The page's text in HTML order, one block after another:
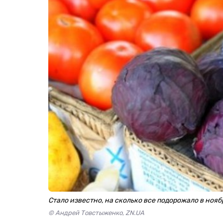
Стало известно, на сколько все подорожало в
© Андрей Товстыженко, ZN.UA